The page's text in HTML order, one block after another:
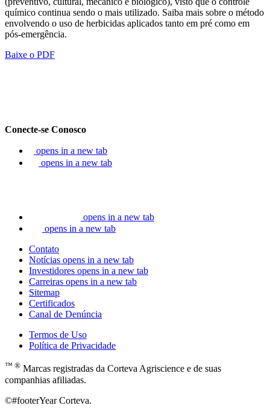
químico continua sendo o mais utilizado. Saiba mais sobre o método
envolvendo o uso de herbicidas aplicados tanto em pré como em
pós-emergência.
Baixe o PDF
Conecte-se Conosco
opens in a new tab
opens in a new tab
opens in a new tab
opens in a new tab
Contato
Notícias opens in a new tab
Investidores opens in a new tab
Carreiras opens in a new tab
Sitemap
Certificados
Canal de Denúncia
Termos de Uso
Política de Privacidade
™ ® Marcas registradas da Corteva Agriscience e de suas
companhias afiliadas.
©#footerYear Corteva.